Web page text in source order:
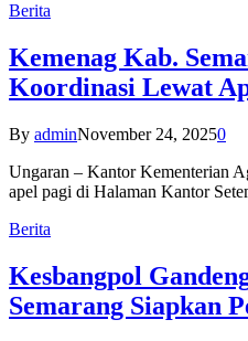
Berita
Kemenag Kab.
Koordinasi Lewat
By adminNovember 24, 20250
Ungaran – Kantor Kementerian
apel pagi di Halaman Kantor
Berita
Kesbangpol
Semarang Siapkan